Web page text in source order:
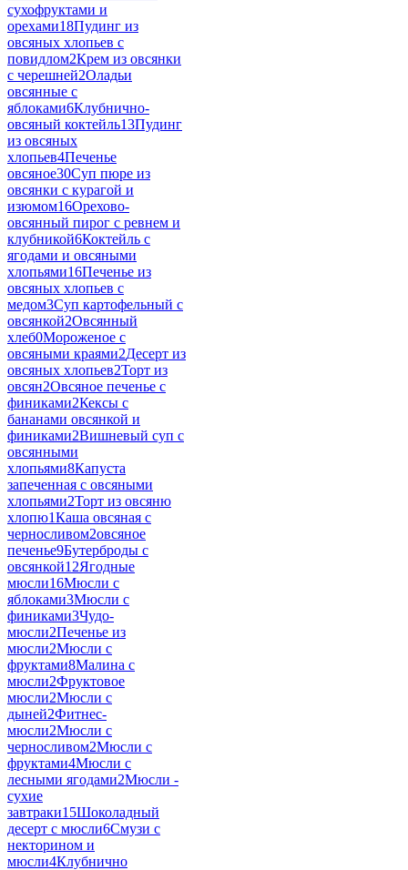
сухофруктами и
орехами18Пудинг из
овсяных хлопьев с
повидлом2Крем из овсянки
с черешней2Оладьи
овсянные с
яблоками6Клубнично-
овсяный коктейль13Пудинг
из овсяных
хлопьев4Печенье
овсяное30Суп пюре из
овсянки с курагой и
изюмом16Орехово-
овсянный пирог с ревнем и
клубникой6Коктейль с
ягодами и овсяными
хлопьями16Печенье из
овсяных хлопьев с
медом3Суп картофельный с
овсянкой2Овсянный
хлеб0Мороженое с
овсяными краями2Десерт из
овсяных хлопьев2Торт из
овсян2Овсяное печенье с
финиками2Кексы с
бананами овсянкой и
финиками2Вишневый суп с
овсянными
хлопьями8Капуста
запеченная с овсяными
хлопьями2Торт из овсяню
хлопю1Каша овсяная с
черносливом2овсяное
печенье9Бутерброды с
овсянкой12Ягодные
мюсли16Мюсли с
яблоками3Мюсли с
финиками3Чудо-
мюсли2Печенье из
мюсли2Мюсли с
фруктами8Малина с
мюсли2Фруктовое
мюсли2Мюсли с
дыней2Фитнес-
мюсли2Мюсли с
черносливом2Мюсли с
фруктами4Мюсли с
лесными ягодами2Мюсли -
сухие
завтраки15Шоколадный
десерт с мюсли6Смузи с
некторином и
мюсли4Клубнично